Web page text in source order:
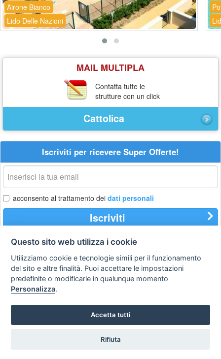
Airone Bianco
Lido Delle Nazioni
MAIL MULTIPLA
Contatta tutte le
strutture con un click
Cattolica
Iscriviti per ricevere Super Offerte!
La
tua
email
acconsento al trattamento dei dati personali
Iscriviti
Privacy
policy
Avviso
legale
Scrivici
Preferenze cookie
Copyright © 2008
SVILUPPO TURISMO ITALIA S.r.L. unipersonale
P.IVA: 01665350433 - R.E.A. FM-195884 Via A. Costa, 2
Questo sito web utilizza i cookie
Utilizziamo cookie e tecnologie simili per il funzionamento
del sito e altre finalità. Puoi accettare le impostazioni
predefinite o modificarle in qualunque momento
Personalizza.
Accetta tutti
Rifiuta